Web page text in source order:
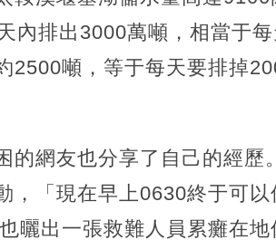
內排出3000萬噸，相當于
2500噸，等于每天要排掉
的網友也分享了自己的經歷
，「現在早上0630終于可
曬出一張救難人員累癱在